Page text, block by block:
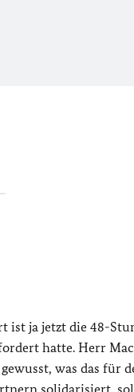
ist ja jetzt die 48-
hatte. Herr
was das für
solidarisiert,